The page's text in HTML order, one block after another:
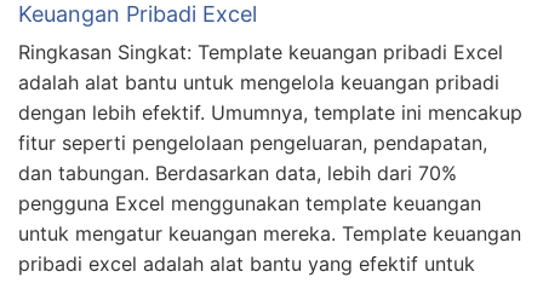
Keuangan Pribadi Excel
Ringkasan Singkat: Template keuangan pribadi Excel
adalah alat bantu untuk mengelola keuangan pribadi
dengan lebih efektif. Umumnya, template ini mencakup
fitur seperti pengelolaan pengeluaran, pendapatan,
dan tabungan. Berdasarkan data, lebih dari 70%
pengguna Excel menggunakan template keuangan
untuk mengatur keuangan mereka. Template keuangan
pribadi excel adalah alat bantu yang efektif untuk